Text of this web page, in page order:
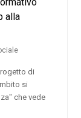
alla
di
si
che vede